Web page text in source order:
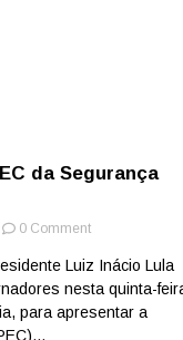
da Segurança
0 Commenton
federal
apresenta
PEC
Luiz Inácio Lula
nesta quinta-
para apresentar a